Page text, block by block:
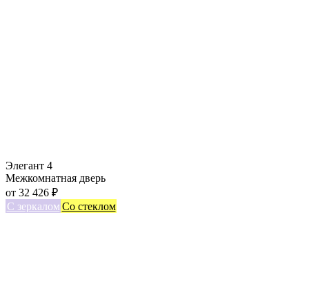
Элегант 4
Межкомнатная дверь
от 32 426 ₽
С зеркалом Со стеклом